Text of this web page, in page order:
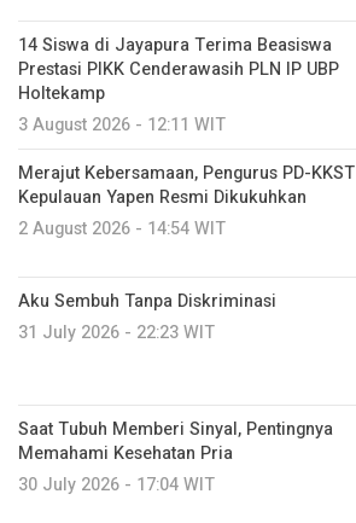
14 Siswa di Jayapura Terima Beasiswa
Prestasi PIKK Cenderawasih PLN IP UBP
Holtekamp
3 August 2026 - 12:11 WIT
Merajut Kebersamaan, Pengurus PD-KKST
Kepulauan Yapen Resmi Dikukuhkan
2 August 2026 - 14:54 WIT
Aku Sembuh Tanpa Diskriminasi
31 July 2026 - 22:23 WIT
Saat Tubuh Memberi Sinyal, Pentingnya
Memahami Kesehatan Pria
30 July 2026 - 17:04 WIT